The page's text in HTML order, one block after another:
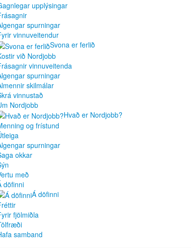
upplýsingar
spurningar
vinnuveitendur
Svona er ferlið
við Nordjobb
vinnuveitenda
spurningar
skilmálar
vinnustað
Nordjobb
Hvað er Nordjobb?
og frístund
spurningar
okkar
með
döfinni
Á döfinni
fjölmiðla
samband